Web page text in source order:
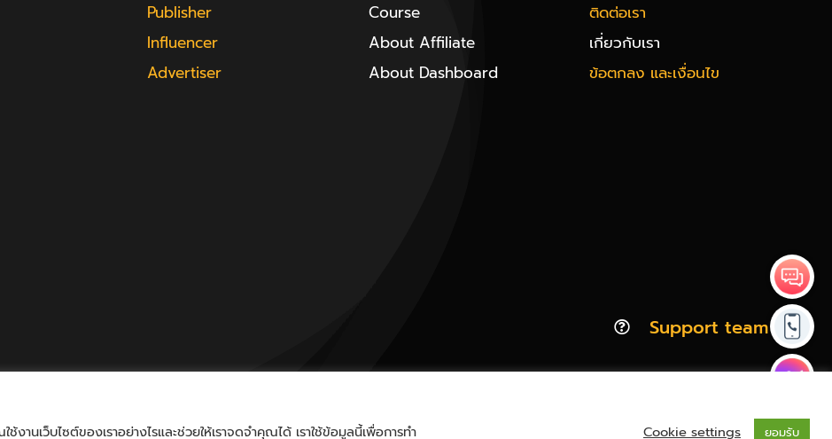
Publisher
Influencer
Advertiser
Course
About Affiliate
About Dashboard
ติดต่อเรา
เกี่ยวกับเรา
ข้อตกลง และเงื่อนไข
Support team
านเว็บไซต์ของเราอย่างไรและช่วยให้เราจดจำคุณได้ เราใช้ข้อมูลนี้เพื่อการทำ
Cookie settings ยอมรับ